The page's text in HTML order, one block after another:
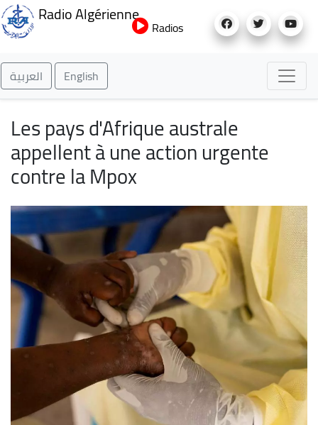
au
Radio Algérienne
Radios
العربية English
Les pays d'Afrique australe
appellent à une action urgente
contre la Mpox